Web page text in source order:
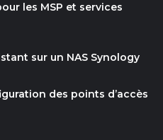
les MSP et services
sur un NAS Synology
des points d’accès